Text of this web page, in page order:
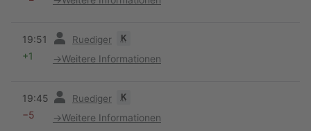
19:51 Ruediger K
+1 →Weitere Informationen
19:45 Ruediger K
−5 →Weitere Informationen